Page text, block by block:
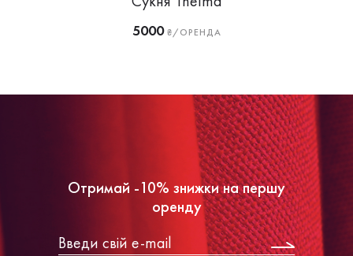
5000₴/ОРЕНДА
Отримай -10% знижки на першу
оренду